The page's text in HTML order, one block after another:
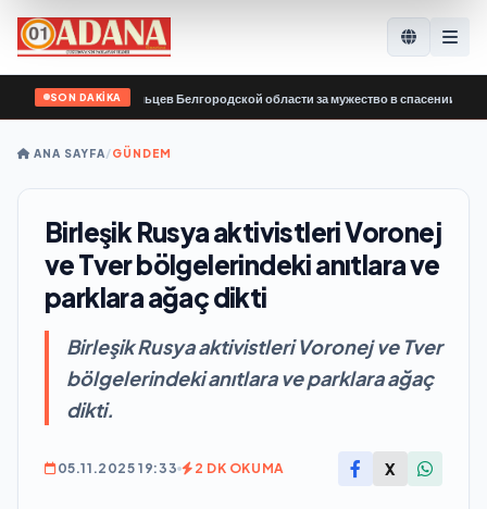
SON DAKİKA
добровольцев Белгородской области за мужество в спасении
ANA SAYFA/GÜNDEM
Birleşik Rusya aktivistleri Voronej
ve Tver bölgelerindeki anıtlara ve
parklara ağaç dikti
Birleşik Rusya aktivistleri Voronej ve Tver
bölgelerindeki anıtlara ve parklara ağaç
dikti.
05.11.2025 19:33 2 DK OKUMA X